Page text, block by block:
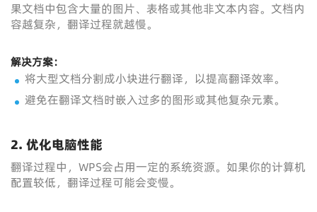
果文档中包含大量的图片、表格或其他非文本内容。文档内
容越复杂，翻译过程就越慢。
解决方案：
将大型文档分割成小块进行翻译，以提高翻译效率。
避免在翻译文档时嵌入过多的图形或其他复杂元素。
2. 优化电脑性能
翻译过程中，WPS会占用一定的系统资源。如果你的计算机
配置较低，翻译过程可能会变慢。